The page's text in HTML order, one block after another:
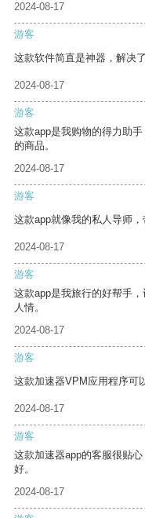
2024-08-17
游客
这款软件简直是神器，解决
2024-08-17
游客
这款app是我购物的得力助
的商品。
2024-08-17
游客
这款app就像我的私人导师，
2024-08-17
游客
这款app是我旅行的好帮手
人情。
2024-08-17
游客
这款加速器VPM应用程序可
2024-08-17
游客
这款加速器app的客服很贴
好。
2024-08-17